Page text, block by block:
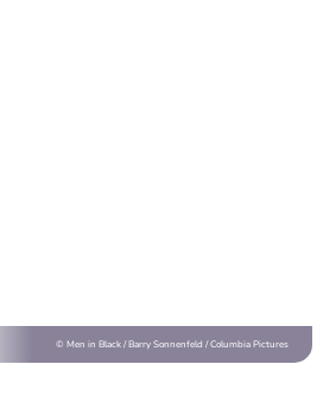
© Men in Black / Barry Sonnenfeld / Columbia Pictures